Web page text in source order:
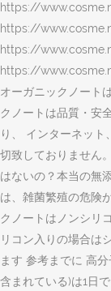
https://
https://
https://
https://
オーガニックノート
クノートは品質・安
り、 インターネッ
切致しておりません
はないの？本当の無
は、雑菌繁殖の危険
クノートはノンシリ
リコン入りの場合は
ます 参考までに 高
含まれている)は1日